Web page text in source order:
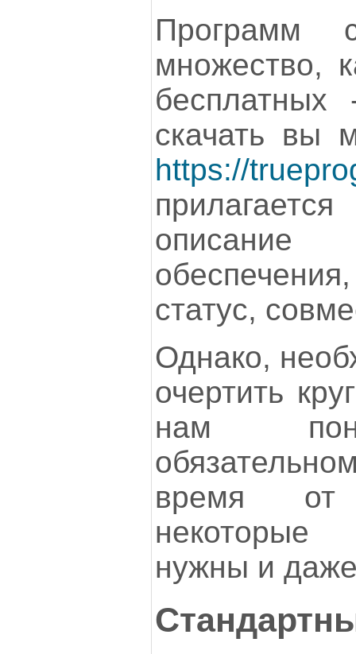
Программ
множество,
бесплатных
скачать вы
https://
описание
статус,
Однако,
очертить
нам
время
нужны и